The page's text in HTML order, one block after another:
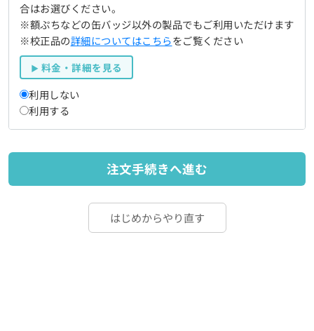
合はお選びください。
※額ぷちなどの缶バッジ以外の製品でもご利用いただけます
※校正品の詳細についてはこちらをご覧ください
料金・詳細を見る
利用しない
利用する
注文手続きへ進む
はじめからやり直す